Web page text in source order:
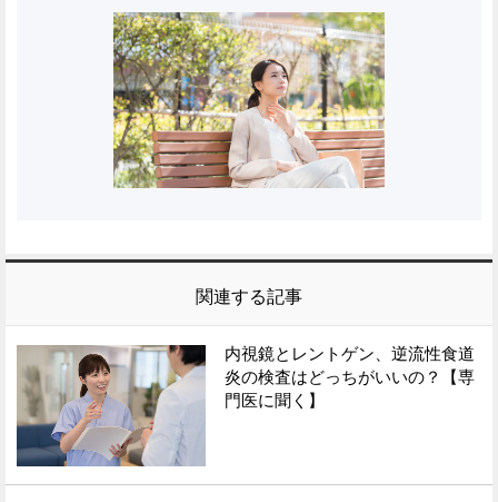
関連する記事
内視鏡とレントゲン、逆流性食道
炎の検査はどっちがいいの？【専
門医に聞く】